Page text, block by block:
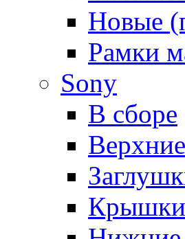
Новые
Рамки
Sony
В сборе